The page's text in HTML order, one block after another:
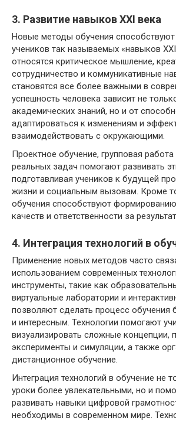
3. Развитие навыков XXI века
Новые методы обучения
учеников так называемых «навыков
относятся критическое мышление,
сотрудничество и коммуникативные
становятся все более важными в
успешность человека зависит не
академических знаний, но и от
адаптироваться к изменениям и
взаимодействовать с окружающими.
Проектное обучение, групповая
реальных задач помогают развивать
подготавливая учеников к будущей
жизни и социальным вызовам. Кроме
обучения способствуют
качеств и ответственности за
4. Интеграция технологий в
Применение новых методов часто
использованием современных
инструменты, такие как
виртуальные лаборатории и
позволяют сделать процесс обучения
и интересным. Технологии помогают
визуализировать сложные концепции,
эксперименты и симуляции, а также
дистанционное обучение.
Интеграция технологий в обучение не
уроки более увлекательными, но и
развивать навыки цифровой
необходимы в современном мире.